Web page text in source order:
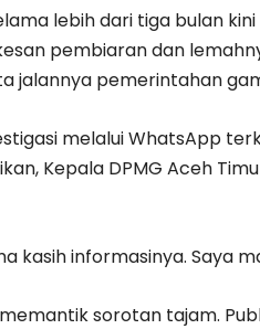
lebih dari tiga bulan
pembiaran dan
jalannya pemerintahan
melalui WhatsApp
Kepala DPMG Aceh
kasih informasinya. Saya
sorotan tajam.